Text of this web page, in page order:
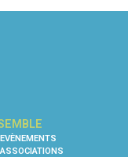
EVÈNEMENTS
ASSOCIATIONS